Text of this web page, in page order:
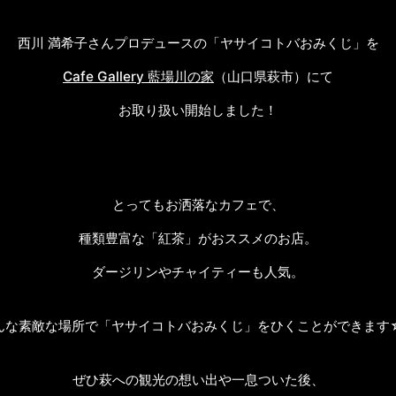
西川 満希子さんプロデュースの「ヤサイコトバおみくじ」を
Cafe Gallery 藍場川の家 （山口県萩市）にて
お取り扱い開始しました！
とってもお洒落なカフェで、
種類豊富な「紅茶」がおススメのお店。
ダージリンやチャイティーも人気。
な素敵な場所で「ヤサイコトバおみくじ」をひくことができま
ぜひ萩への観光の想い出や一息ついた後、